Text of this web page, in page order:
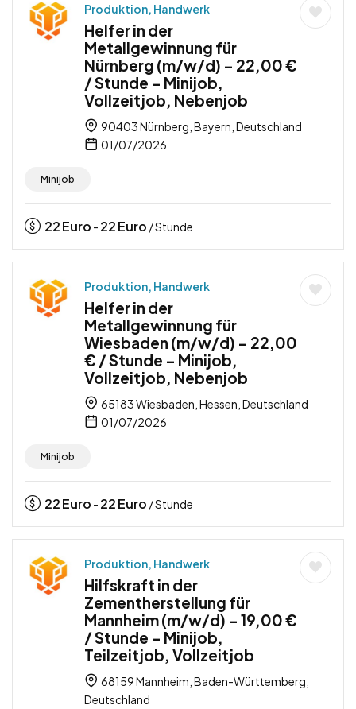
Produktion, Handwerk
Helfer in der
Metallgewinnung für
Nürnberg (m/w/d) – 22,00 €
/ Stunde – Minijob,
Vollzeitjob, Nebenjob
90403 Nürnberg, Bayern, Deutschland
01/07/2026
Minijob
22Euro - 22Euro / Stunde
Produktion, Handwerk
Helfer in der
Metallgewinnung für
Wiesbaden (m/w/d) – 22,00
€ / Stunde – Minijob,
Vollzeitjob, Nebenjob
65183 Wiesbaden, Hessen, Deutschland
01/07/2026
Minijob
22Euro - 22Euro / Stunde
Produktion, Handwerk
Hilfskraft in der
Zementherstellung für
Mannheim (m/w/d) – 19,00 €
/ Stunde – Minijob,
Teilzeitjob, Vollzeitjob
68159 Mannheim, Baden-Württemberg,
Deutschland